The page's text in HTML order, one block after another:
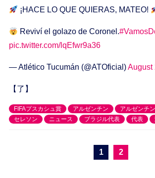
¡HACE LO QUE QUIERAS, MATEO!
Reviví el golazo de Coronel.
pic.twitter.com/lqEfwr9a36
— Atlético Tucumán (@ATOficial)August
【了】
FIFAプスカシュ賞 アルゼンチン アルゼンチ
セレソン
ニュース ブラジル代表 代表
1 2